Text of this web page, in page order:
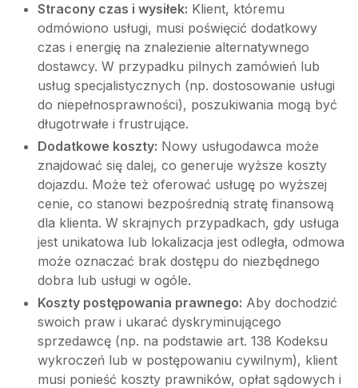
Stracony czas i wysiłek: Klient, któremu
odmówiono usługi, musi poświęcić dodatkowy
czas i energię na znalezienie alternatywnego
dostawcy. W przypadku pilnych zamówień lub
usług specjalistycznych (np. dostosowanie usługi
do niepełnosprawności), poszukiwania mogą być
długotrwałe i frustrujące.
Dodatkowe koszty: Nowy usługodawca może
znajdować się dalej, co generuje wyższe koszty
dojazdu. Może też oferować usługę po wyższej
cenie, co stanowi bezpośrednią stratę finansową
dla klienta. W skrajnych przypadkach, gdy usługa
jest unikatowa lub lokalizacja jest odległa, odmowa
może oznaczać brak dostępu do niezbędnego
dobra lub usługi w ogóle.
Koszty postępowania prawnego: Aby dochodzić
swoich praw i ukarać dyskryminującego
sprzedawcę (np. na podstawie art. 138 Kodeksu
wykroczeń lub w postępowaniu cywilnym), klient
musi ponieść koszty prawników, opłat sądowych i